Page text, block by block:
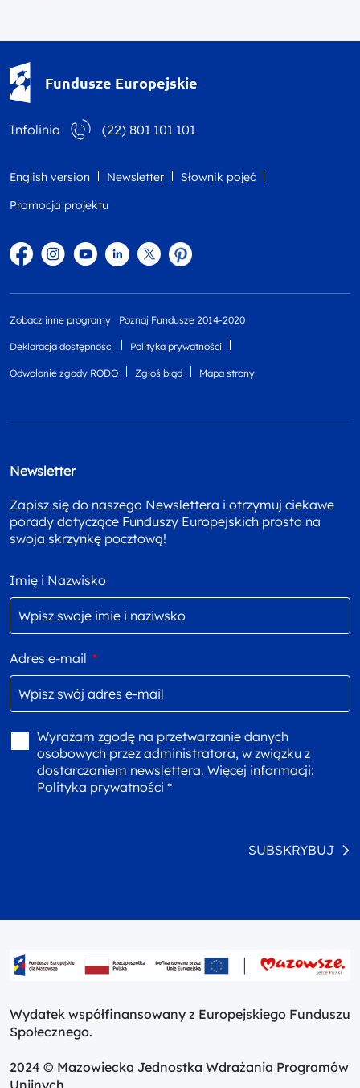
Fundusze Europejskie
Infolinia (22) 801 101 101
English version Newsletter
Słownik pojęć
Promocja projektu
FacebookInstagram
YouTubeLinkedintwitterPinterest
Zobacz inne programy Poznaj Fundusze 2014-2020
Deklaracja dostępności Polityka prywatności
Odwołanie zgody RODO Zgłoś błąd Mapa strony
Newsletter
Zapisz się do naszego Newslettera i otrzymuj ciekawe
porady dotyczące Funduszy Europejskich prosto na
swoja skrzynkę pocztową!
Imię i Nazwisko
Adres e-mail *
Wyrażam zgodę na przetwarzanie danych
osobowych przez administratora, w związku z
dostarczaniem newslettera. Więcej informacji:
Polityka prywatności *
SUBSKRYBUJ
Wydatek współfinansowany z Europejskiego Funduszu
Społecznego.
2024 © Mazowiecka Jednostka Wdrażania Programów
Unijnych